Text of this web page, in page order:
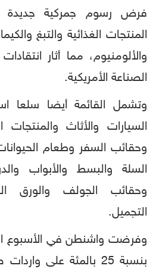
فرض رسوم جمركية جديدة
المنتجات الغذائية والتبغ
والألومنيوم، مما أثار
الصناعة الأمريكية.
وتشمل القائمة أيضا سلعا
السيارات والأثاث
وحقائب السفر وطعام
السلة والبسط والأبواب
وحقائب الجولف والورق
التجميل.
وفرضت واشنطن في الأسبوع